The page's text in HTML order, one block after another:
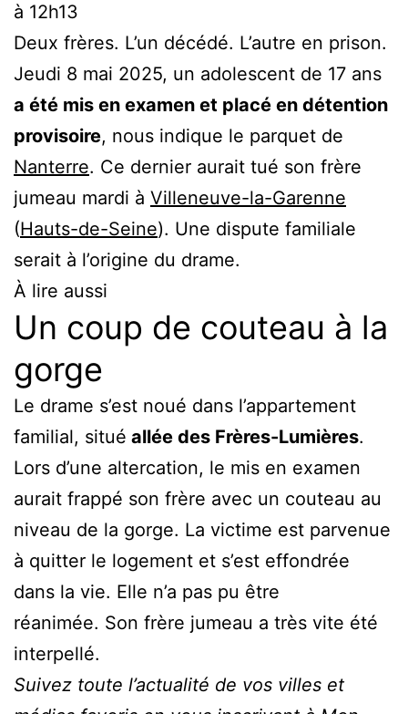
à 12h13
Deux frères. L’un décédé. L’autre en prison.
Jeudi 8 mai 2025, un adolescent de 17 ans
a été mis en examen et placé en détention
provisoire, nous indique le parquet de
Nanterre. Ce dernier aurait tué son frère
jumeau mardi à Villeneuve-la-Garenne
(Hauts-de-Seine). Une dispute familiale
serait à l’origine du drame.
À lire aussi
Un coup de couteau à la
gorge
Le drame s’est noué dans l’appartement
familial, situé allée des Frères-Lumières.
Lors d’une altercation, le mis en examen
aurait frappé son frère avec un couteau au
niveau de la gorge. La victime est parvenue
à quitter le logement et s’est effondrée
dans la vie. Elle n’a pas pu être
réanimée. Son frère jumeau a très vite été
interpellé.
Suivez toute l’actualité de vos villes et